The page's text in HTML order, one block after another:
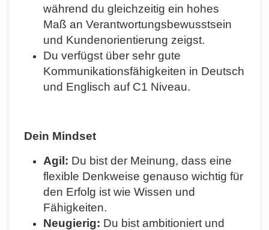
während du gleichzeitig ein hohes
Maß an Verantwortungsbewusstsein
und Kundenorientierung zeigst.
Du verfügst über sehr gute
Kommunikationsfähigkeiten in Deutsch
und Englisch auf C1 Niveau.
Dein Mindset
Agil: Du bist der Meinung, dass eine
flexible Denkweise genauso wichtig für
den Erfolg ist wie Wissen und
Fähigkeiten.
Neugierig: Du bist ambitioniert und